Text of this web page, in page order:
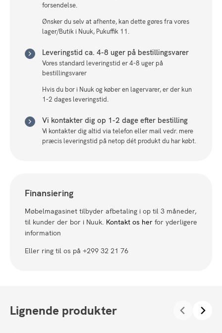
forsendelse.
Ønsker du selv at afhente, kan dette gøres fra vores
lager/Butik i Nuuk, Pukuffik 11.
Leveringstid ca. 4-8 uger på bestillingsvarer
Vores standard leveringstid er 4-8 uger på
bestillingsvarer
Hvis du bor i Nuuk og køber en lagervarer, er der kun
1-2 dages leveringstid.
Vi kontakter dig op 1-2 dage efter bestilling
Vi kontakter dig altid via telefon eller mail vedr. mere
præcis leveringstid på netop dét produkt du har købt.
Finansiering
Møbelmagasinet tilbyder afbetaling i op til 3 måneder,
til kunder der bor i Nuuk. Kontakt os her for yderligere
information
Eller ring til os på +299 32 21 76
Lignende produkter